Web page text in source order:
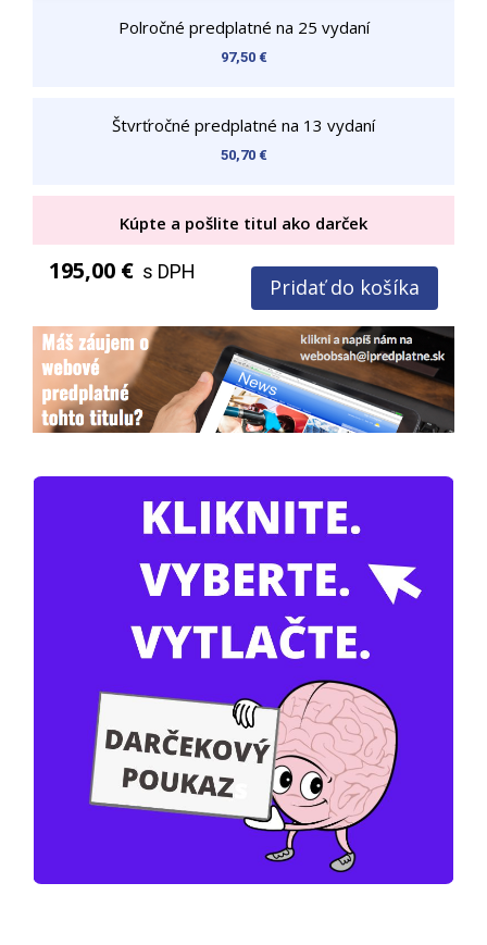
Polročné predplatné na 25 vydaní
97,50 €
Štvrťročné predplatné na 13 vydaní
50,70 €
Kúpte a pošlite titul ako darček
195,00 € s DPH
Pridať do košíka